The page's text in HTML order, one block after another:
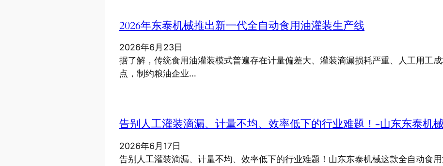
2026年东泰机械推出新一代全自动食用油灌装生产线
2026年6月23日
据了解，传统食用油灌装模式普遍存在计量偏差大、灌装滴漏损耗严重、人工用工
点，制约粮油企业…
告别人工灌装滴漏、计量不均、效率低下的行业难题！-山东东泰机
2026年6月17日
告别人工灌装滴漏、计量不均、效率低下的行业难题！山东东泰机械这款全自动食